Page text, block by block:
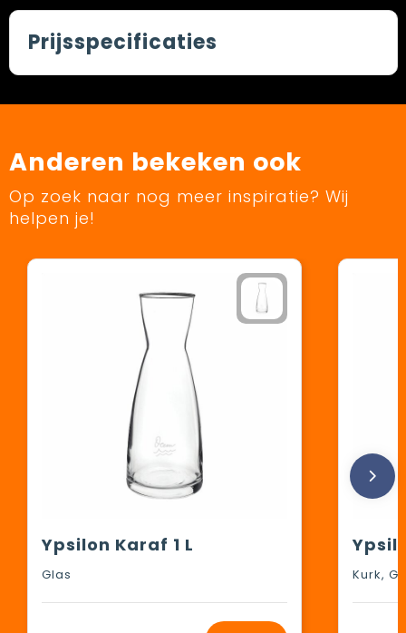
Prijsspecificaties
Anderen bekeken ook
Op zoek naar nog meer inspiratie? Wij
helpen je!
Ypsilon Karaf 1 L
Glas Kurk,